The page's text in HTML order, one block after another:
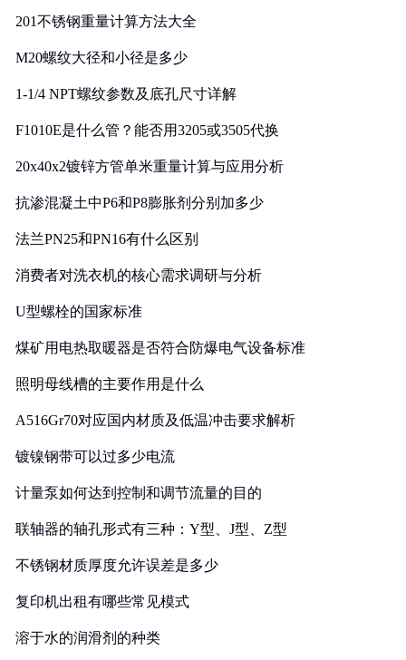
201不锈钢重量计算方法大全
M20螺纹大径和小径是多少
1-1/4 NPT螺纹参数及底孔尺寸详解
F1010E是什么管？能否用3205或3505代换
20x40x2镀锌方管单米重量计算与应用分析
抗渗混凝土中P6和P8膨胀剂分别加多少
法兰PN25和PN16有什么区别
消费者对洗衣机的核心需求调研与分析
U型螺栓的国家标准
煤矿用电热取暖器是否符合防爆电气设备标准
照明母线槽的主要作用是什么
A516Gr70对应国内材质及低温冲击要求解析
镀镍钢带可以过多少电流
计量泵如何达到控制和调节流量的目的
联轴器的轴孔形式有三种：Y型、J型、Z型
不锈钢材质厚度允许误差是多少
复印机出租有哪些常见模式
溶于水的润滑剂的种类